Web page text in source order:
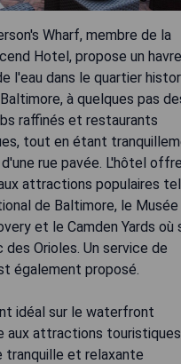
Wharf, membre de la
Hotel, propose un
l'eau dans le quartier
à quelques pas
raffinés et restaurants
tout en étant
rue pavée. L'hôtel
attractions populaires
de Baltimore, le
et le Camden Yards où
des Orioles. Un service de
également proposé.
idéal sur le waterfront
aux attractions touristiques
tranquille et relaxante